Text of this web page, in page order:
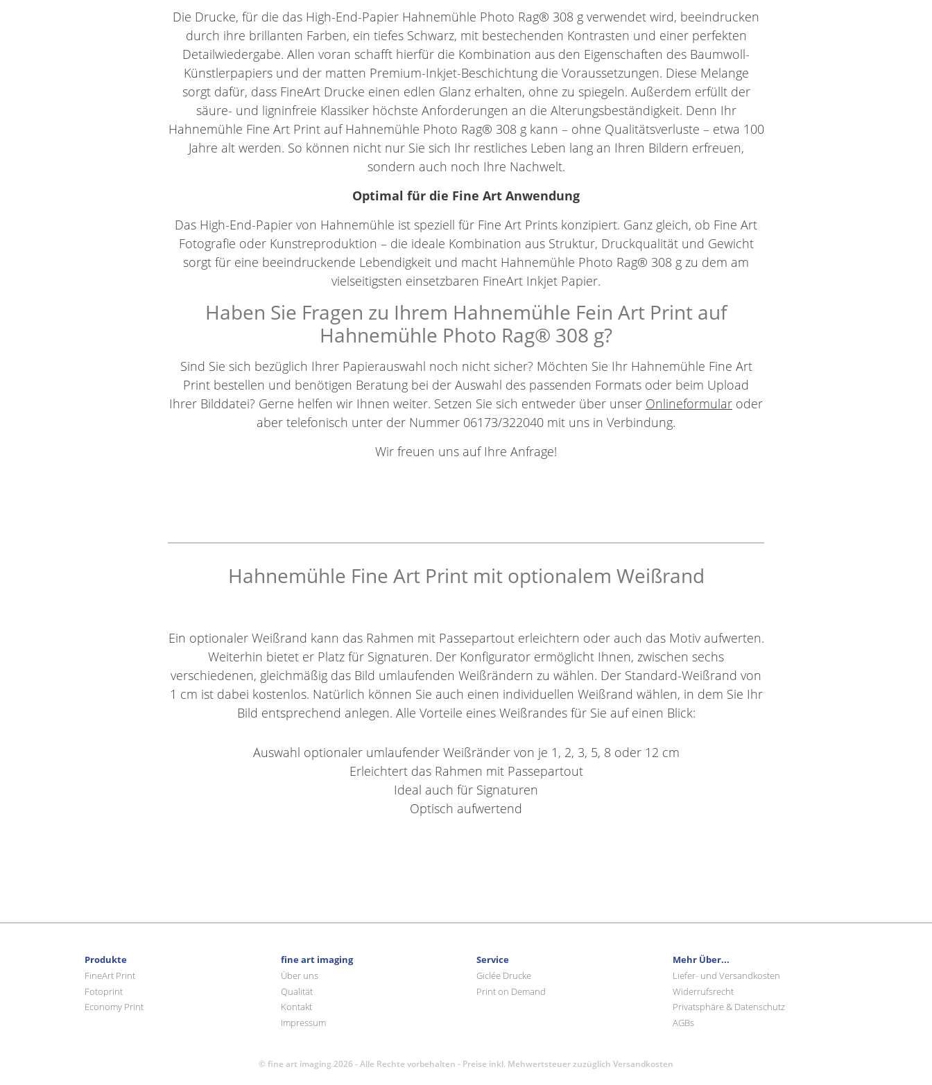
Die Drucke, für die das High-End-Papier Hahnemühle Photo Rag® 308 g verwendet wird, beeindrucken
durch ihre brillanten Farben, ein tiefes Schwarz, mit bestechenden Kontrasten und einer perfekten
Detailwiedergabe. Allen voran schafft hierfür die Kombination aus den Eigenschaften des Baumwoll-
Künstlerpapiers und der matten Premium-Inkjet-Beschichtung die Voraussetzungen. Diese Melange
sorgt dafür, dass FineArt Drucke einen edlen Glanz erhalten, ohne zu spiegeln. Außerdem erfüllt der
säure- und ligninfreie Klassiker höchste Anforderungen an die Alterungsbeständigkeit. Denn Ihr
Hahnemühle Fine Art Print auf Hahnemühle Photo Rag® 308 g kann – ohne Qualitätsverluste – etwa 100
Jahre alt werden. So können nicht nur Sie sich Ihr restliches Leben lang an Ihren Bildern erfreuen,
sondern auch noch Ihre Nachwelt.
Optimal für die Fine Art Anwendung
Das High-End-Papier von Hahnemühle ist speziell für Fine Art Prints konzipiert. Ganz gleich, ob Fine Art
Fotografie oder Kunstreproduktion – die ideale Kombination aus Struktur, Druckqualität und Gewicht
sorgt für eine beeindruckende Lebendigkeit und macht Hahnemühle Photo Rag® 308 g zu dem am
vielseitigsten einsetzbaren FineArt Inkjet Papier.
Haben Sie Fragen zu Ihrem Hahnemühle Fein Art Print auf
Hahnemühle Photo Rag® 308 g?
Sind Sie sich bezüglich Ihrer Papierauswahl noch nicht sicher? Möchten Sie Ihr Hahnemühle Fine Art
Print bestellen und benötigen Beratung bei der Auswahl des passenden Formats oder beim Upload
Ihrer Bilddatei? Gerne helfen wir Ihnen weiter. Setzen Sie sich entweder über unser Onlineformular oder
aber telefonisch unter der Nummer 06173/322040 mit uns in Verbindung.
Wir freuen uns auf Ihre Anfrage!
Hahnemühle Fine Art Print mit optionalem Weißrand
Ein optionaler Weißrand kann das Rahmen mit Passepartout erleichtern oder auch das Motiv aufwerten.
Weiterhin bietet er Platz für Signaturen. Der Konfigurator ermöglicht Ihnen, zwischen sechs
verschiedenen, gleichmäßig das Bild umlaufenden Weißrändern zu wählen. Der Standard-Weißrand von
1 cm ist dabei kostenlos. Natürlich können Sie auch einen individuellen Weißrand wählen, in dem Sie Ihr
Bild entsprechend anlegen. Alle Vorteile eines Weißrandes für Sie auf einen Blick:
Auswahl optionaler umlaufender Weißränder von je 1, 2, 3, 5, 8 oder 12 cm
Erleichtert das Rahmen mit Passepartout
Ideal auch für Signaturen
Optisch aufwertend
Produkte
FineArt Print
Fotoprint
Economy Print
fine art imaging
Über uns
Qualität
Kontakt
Impressum
Service
Giclée Drucke
Print on Demand
Mehr Über...
Liefer- und Versandkosten
Widerrufsrecht
Privatsphäre & Datenschutz
AGBs
© fine art imaging 2026 - Alle Rechte vorbehalten - Preise inkl. Mehwertsteuer zuzüglich Versandkosten